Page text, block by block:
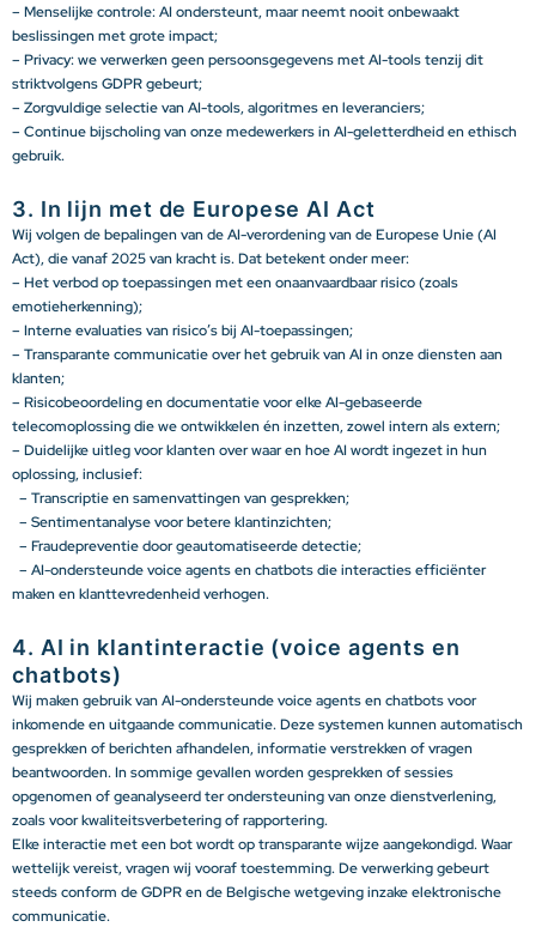
– Menselijke controle: AI ondersteunt, maar neemt nooit onbewaakt
beslissingen met grote impact;
– Privacy: we verwerken geen persoonsgegevens met AI-tools tenzij dit
striktvolgens GDPR gebeurt;
– Zorgvuldige selectie van AI-tools, algoritmes en leveranciers;
– Continue bijscholing van onze medewerkers in AI-geletterdheid en ethisch
gebruik.
3. In lijn met de Europese AI Act
Wij volgen de bepalingen van de AI-verordening van de Europese Unie (AI
Act), die vanaf 2025 van kracht is. Dat betekent onder meer:
– Het verbod op toepassingen met een onaanvaardbaar risico (zoals
emotieherkenning);
– Interne evaluaties van risico’s bij AI-toepassingen;
– Transparante communicatie over het gebruik van AI in onze diensten aan
klanten;
– Risicobeoordeling en documentatie voor elke AI-gebaseerde
telecomoplossing die we ontwikkelen én inzetten, zowel intern als extern;
– Duidelijke uitleg voor klanten over waar en hoe AI wordt ingezet in hun
oplossing, inclusief:
– Transcriptie en samenvattingen van gesprekken;
– Sentimentanalyse voor betere klantinzichten;
– Fraudepreventie door geautomatiseerde detectie;
– AI-ondersteunde voice agents en chatbots die interacties efficiënter
maken en klanttevredenheid verhogen.
4. AI in klantinteractie (voice agents en
chatbots)
Wij maken gebruik van AI-ondersteunde voice agents en chatbots voor
inkomende en uitgaande communicatie. Deze systemen kunnen automatisch
gesprekken of berichten afhandelen, informatie verstrekken of vragen
beantwoorden. In sommige gevallen worden gesprekken of sessies
opgenomen of geanalyseerd ter ondersteuning van onze dienstverlening,
zoals voor kwaliteitsverbetering of rapportering.
Elke interactie met een bot wordt op transparante wijze aangekondigd. Waar
wettelijk vereist, vragen wij vooraf toestemming. De verwerking gebeurt
steeds conform de GDPR en de Belgische wetgeving inzake elektronische
communicatie.